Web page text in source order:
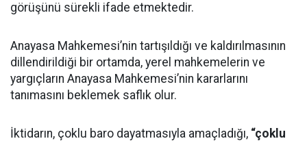
görüşünü sürekli ifade etmektedir.
Anayasa Mahkemesi’nin tartışıldığı ve kaldırılmasının
dillendirildiği bir ortamda, yerel mahkemelerin ve
yargıçların Anayasa Mahkemesi’nin kararlarını
tanımasını beklemek saflık olur.
İktidarın, çoklu baro dayatmasıyla amaçladığı, “çoklu